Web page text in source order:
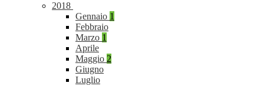
2018
Gennaio 1
Febbraio
Marzo 1
Aprile
Maggio 2
Giugno
Luglio